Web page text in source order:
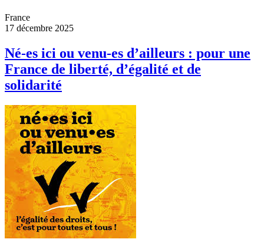
France
17 décembre 2025
Né-es ici ou venu-es d’ailleurs : pour une
France de liberté, d’égalité et de
solidarité